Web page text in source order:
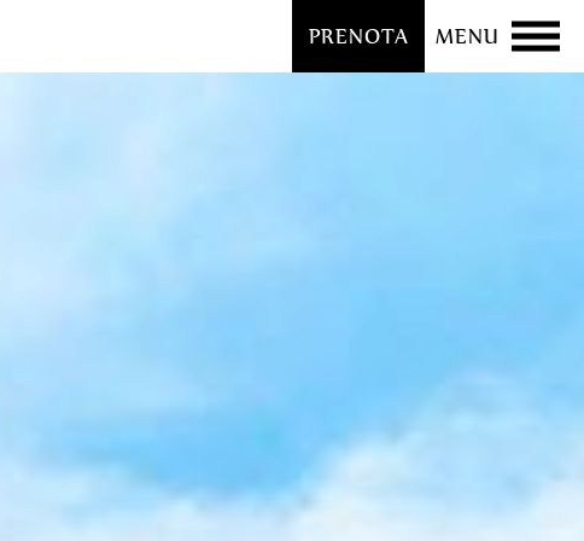
PRENOTA MENU